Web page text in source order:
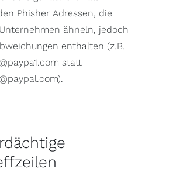
Phisher Adressen, die
ähneln, jedoch
enthalten (z.B.
statt